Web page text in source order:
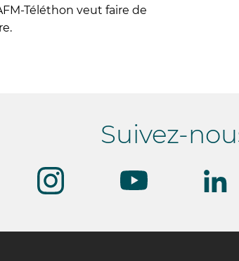
Téléthon veut faire de
Suivez-